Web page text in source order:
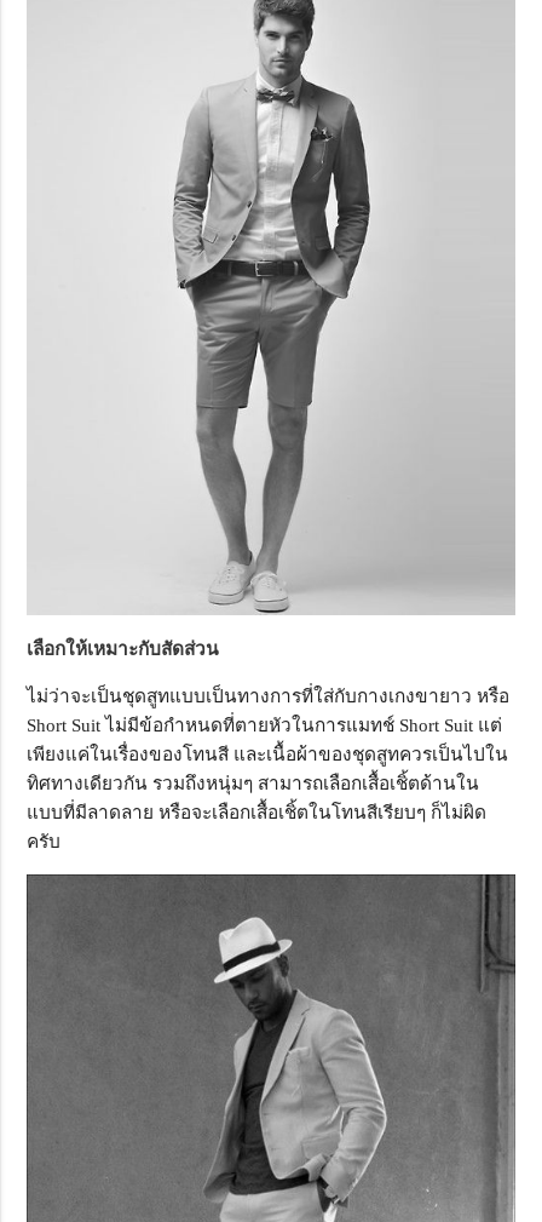
เลือกให้เหมาะกับสัดส่วน
ไม่ว่าจะเป็นชุดสูทแบบเป็นทางการที่ใส่กับกางเกงขายาว หรือ
Short Suit ไม่มีข้อกำหนดที่ตายหัวในการแมทช์ Short Suit แต่
เพียงแค่ในเรื่องของโทนสี และเนื้อผ้าของชุดสูทควรเป็นไปใน
ทิศทางเดียวกัน รวมถึงหนุ่มๆ สามารถเลือกเสื้อเชิ้ตด้านใน
แบบที่มีลาดลาย หรือจะเลือกเสื้อเชิ้ตในโทนสีเรียบๆ ก็ไม่ผิด
ครับ